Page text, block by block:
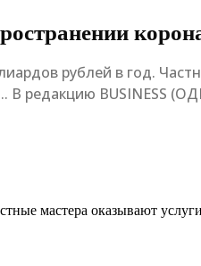
рублей в год.
В редакцию BUSINESS
мастера оказывают